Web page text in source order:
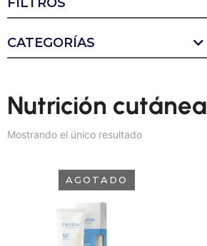
CATEGORÍAS
Nutrición cutánea
Mostrando el único resultado
AGOTADO